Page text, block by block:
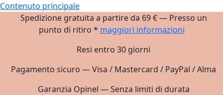
Contenuto principale
Spedizione gratuita a partire da 69 € — Presso un
punto di ritiro * maggiori informazioni
Resi entro 30 giorni
Pagamento sicuro — Visa / Mastercard / PayPal / Alma
Garanzia Opinel — Senza limiti di durata